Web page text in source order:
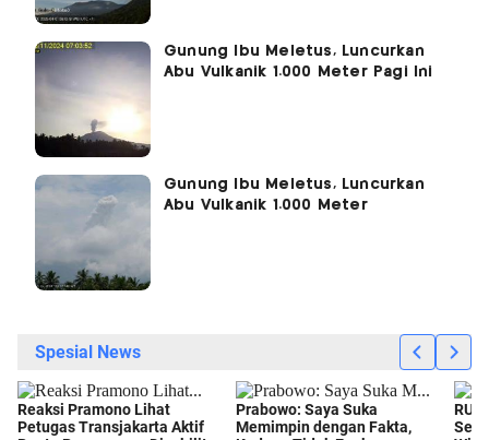
Gunung Ibu Meletus, Luncurkan
Abu Vulkanik 1.000 Meter Pagi Ini
Gunung Ibu Meletus, Luncurkan
Abu Vulkanik 1.000 Meter